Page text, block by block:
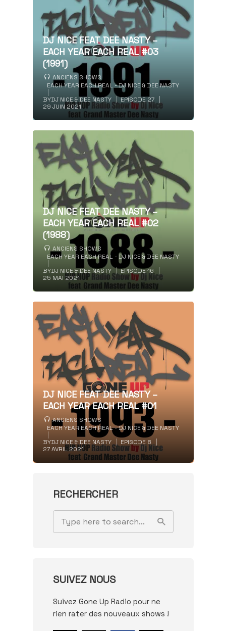
DJ NICE FEAT DEE NASTY –
EACH YEAR EACH REAL #03
(1991)
ANCIENS SHOWS
EACH YEAR EACH REAL - DJ NICE & DEE NASTY
BYDJ NICE & DEE NASTY
EPISODE 27
29 JUIN 2021
DJ NICE FEAT DEE NASTY –
EACH YEAR EACH REAL #02
(1988)
ANCIENS SHOWS
EACH YEAR EACH REAL - DJ NICE & DEE NASTY
BYDJ NICE & DEE NASTY
EPISODE 16
25 MAI 2021
DJ NICE FEAT DEE NASTY –
EACH YEAR EACH REAL #01
ANCIENS SHOWS
EACH YEAR EACH REAL - DJ NICE & DEE NASTY
BYDJ NICE & DEE NASTY
EPISODE 8
27 AVRIL 2021
RECHERCHER
SUIVEZ NOUS
Suivez Gone Up Radio pour ne
rien rater des nouveaux shows !